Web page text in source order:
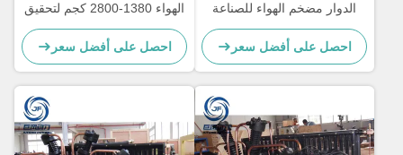
الدوار مضخم الهواء للصناعة
12 م 3 / دقيقة
احصل على أفضل سعر
الهواء 1380-2800 كجم لتحقيق
أقصى قدرة على رفع الهواء
احصل على أفضل سعر